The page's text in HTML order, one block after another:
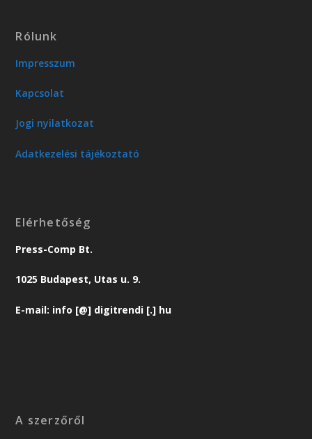
Rólunk
Impresszum
Kapcsolat
Jogi nyilatkozat
Adatkezelési tájékoztató
Elérhetőség
Press-Comp Bt.
1025 Budapest, Utas u. 9.
E-mail: info [@] digitrendi [.] hu
A szerzőről